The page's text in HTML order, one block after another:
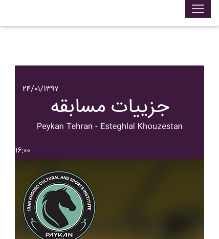
۲۴/۰۱/۱۳۹۷
جزییات مسابقه
Peykan Tehran - Esteghlal Khouzestan
۱۶:۰۰